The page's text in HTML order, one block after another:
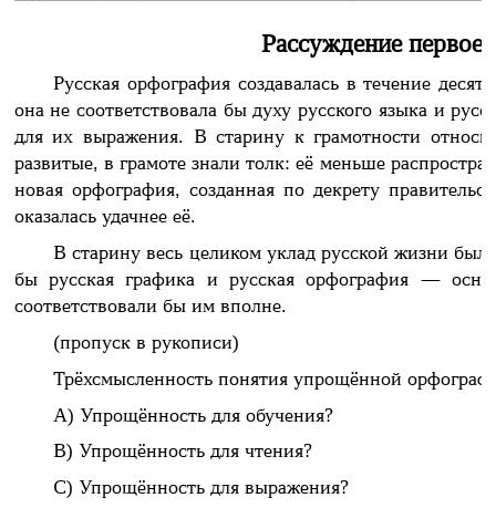
Рассуждение
Русская орфография создавалась в течение
она не соответствовала бы духу русского языка и
для их выражения. В старину к грамотности
развитые, в грамоте знали толк: её меньше
новая орфография, созданная по декрету
оказалась удачнее её.
В старину весь целиком уклад русской жизни
бы русская графика и русская орфография —
соответствовали бы им вполне.
(пропуск в рукописи)
Трёхсмысленность понятия упрощённой
A) Упрощённость для обучения?
B) Упрощённость для чтения?
C) Упрощённость для выражения?